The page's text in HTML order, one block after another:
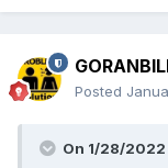
Posted
On 1/28/2022